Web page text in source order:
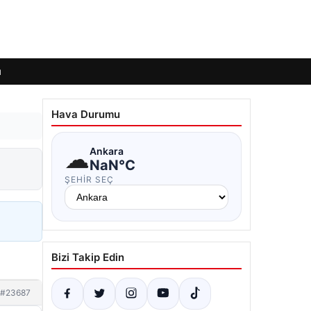
#23687
Hava Durumu
☁Ankara
NaN°C
ŞEHIR SEÇ
Bizi Takip Edin